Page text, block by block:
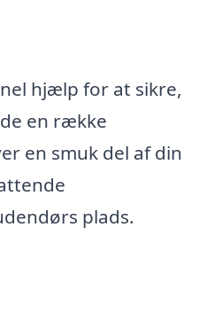
hjælp for at sikre,
en række
en smuk del af din
plads.